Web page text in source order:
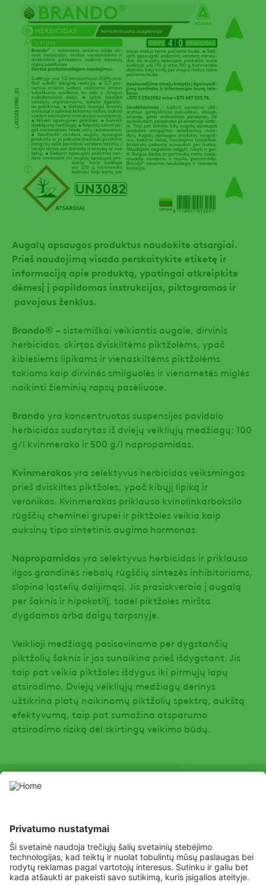
Augalų apsaugos produktus naudokite atsargiai.
Prieš naudojimą visada perskaitykite etiketę ir
informaciją apie produktą, ypatingai atkreipkite
dėmesį į papildomas instrukcijas, piktogramas ir
pavojaus ženklus.
Brando® – sistemiškai veikiantis augale, dirvinis
herbicidas, skirtas dviskiltėms piktžolėms, ypač
kibiesiems lipikams ir vienaskiltėms piktžolėms
tokioms kaip dirvinės smilguolės ir vienametės miglės
naikinti žieminių rapsų pasėliuose.
Brando yra koncentruotos suspensijos pavidalo
herbicidas sudarytas iš dviejų veikliųjų medžiagų: 100
g/l kvinmerako ir 500 g/l napropamidas.
Kvinmerakasyra selektyvus herbicidas veiksmingas
prieš dviskiltes piktžoles, ypač kibųjį lipiką ir
veronikas. Kvinmerakas priklauso kvinolinkarboksilo
rūgščių cheminei grupei ir piktžoles veikia kaip
auksinų tipo sintetinis augimo hormonas.
Napropamidasyra selektyvus herbicidas ir priklauso
ilgos grandinės riebalų rūgščių sintezės inhibitoriams,
slopina ląstelių dalijimąsį. Jis prasiskverbia į augalą
per šaknis ir hipokotilį, todėl piktžolės miršta
dygdamos arba daigų tarpsnyje.
Veiklioji medžiagą pasisavinama per dygstančių
piktžolių šaknis ir jas sunaikina prieš išdygstant. Jis
taip pat veikia piktžoles išdygus iki pirmųjų lapų
atsiradimo. Dviejų veikliųjų medžiagų derinys
užtikrina platų naikinamų piktžolių spektrą, aukštą
efektyvumą, taip pat sumažina atsparumo
atsiradimo riziką dėl skirtingų veikimo būdų.
Augalų apsaugos produktus naudokite atsargiai. Prieš naudojimą
visada perskaitykite etiketę ir informaciją apie produktą, ypatingai